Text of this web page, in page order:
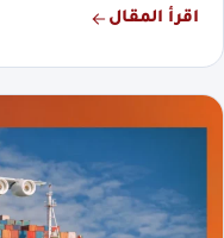
اقرأ المقال